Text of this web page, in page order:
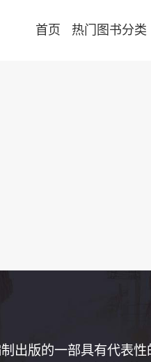
首页 热门图书分类
出版的一部具有代表